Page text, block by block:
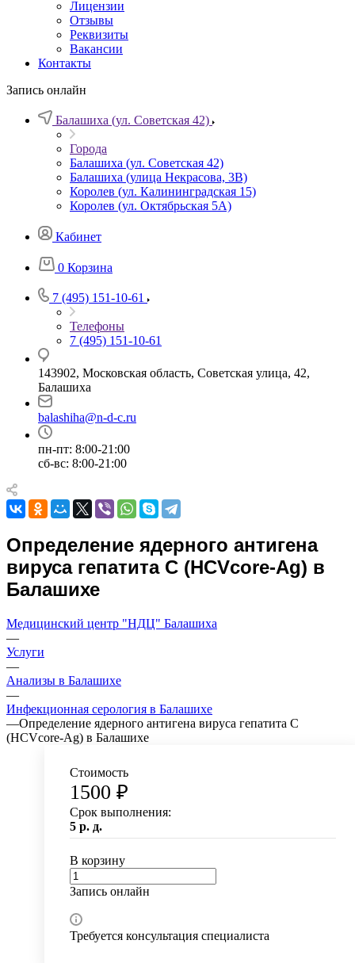
Лицензии
Отзывы
Реквизиты
Вакансии
Контакты
Запись онлайн
Балашиха (ул. Советская 42)
Города
Балашиха (ул. Советская 42)
Балашиха (улица Некрасова, 3В)
Королев (ул. Калининградская 15)
Королев (ул. Октябрьская 5А)
Кабинет
0 Корзина
7 (495) 151-10-61
Телефоны
7 (495) 151-10-61
143902, Московская область, Советская улица, 42,
Балашиха
balashiha@n-d-c.ru
пн-пт: 8:00-21:00
сб-вс: 8:00-21:00
Определение ядерного антигена
вируса гепатита C (HCVcore-Ag) в
Балашихе
Медицинский центр "НДЦ" Балашиха
—
Услуги
—
Анализы в Балашихе
—
Инфекционная серология в Балашихе
—Определение ядерного антигена вируса гепатита C
(HCVcore-Ag) в Балашихе
Стоимость
1500 ₽
Срок выполнения:
5 р. д.
В корзину
Запись онлайн
Требуется консультация специалиста